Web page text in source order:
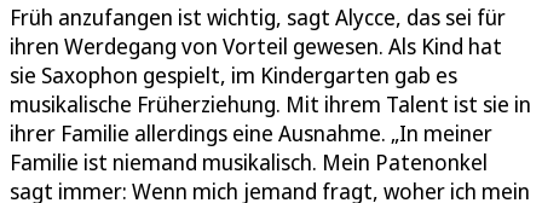
Früh anzufangen ist wichtig, sagt Alycce, das sei für
ihren Werdegang von Vorteil gewesen. Als Kind hat
sie Saxophon gespielt, im Kindergarten gab es
musikalische Früherziehung. Mit ihrem Talent ist sie in
ihrer Familie allerdings eine Ausnahme. „In meiner
Familie ist niemand musikalisch. Mein Patenonkel
sagt immer: Wenn mich jemand fragt, woher ich mein